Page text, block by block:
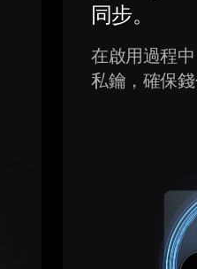
同步。
在啟用過程
私鑰，確保錢